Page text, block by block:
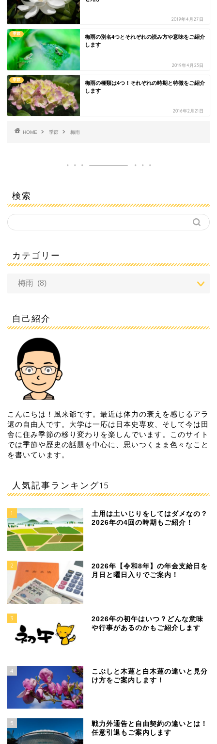
2019年4月27日
季節
梅雨の別名4つとそれぞれの読み方や意味をご紹介
します
2019年4月23日
季節
梅雨の種類は4つ！それぞれの時期と特徴をご紹介
します
2016年2月21日
HOME 季節 梅雨
検索
カテゴリー
自己紹介
こんにちは！風来爺です。最近は体力の衰えを感じるアラ
還の自由人です。大学は一応は日本史専攻、そして今は田
舎に住み季節の移り変わりを楽しんでいます。このサイト
では季節や歴史の話題を中心に、思いつくまま色々なこと
を書いています。
人気記事ランキング15
1
土用は土いじりをしてはダメなの？
2026年の4回の時期もご紹介！
2
2026年【令和8年】の年金支給日を
月日と曜日入りでご案内！
3
2026年の初午はいつ？どんな意味
や行事があるのかもご紹介します
4
こぶしと木蓮と白木蓮の違いと見分
け方をご案内します！
5
戦力外通告と自由契約の違いとは！
任意引退もご案内します